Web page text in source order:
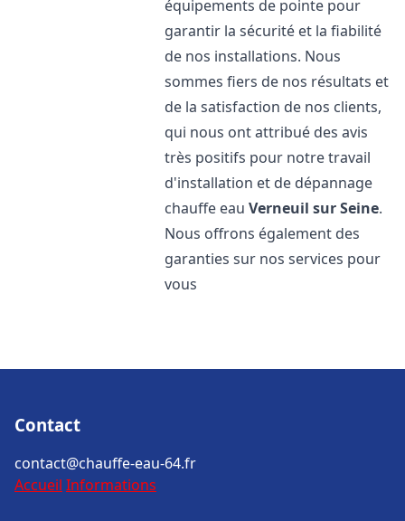
équipements de pointe pour
garantir la sécurité et la fiabilité
de nos installations. Nous
sommes fiers de nos résultats et
de la satisfaction de nos clients,
qui nous ont attribué des avis
très positifs pour notre travail
d'installation et de dépannage
chauffe eauVerneuil sur Seine.
Nous offrons également des
garanties sur nos services pour
vous
Contact
contact@chauffe-eau-64.fr
Accueil Informations